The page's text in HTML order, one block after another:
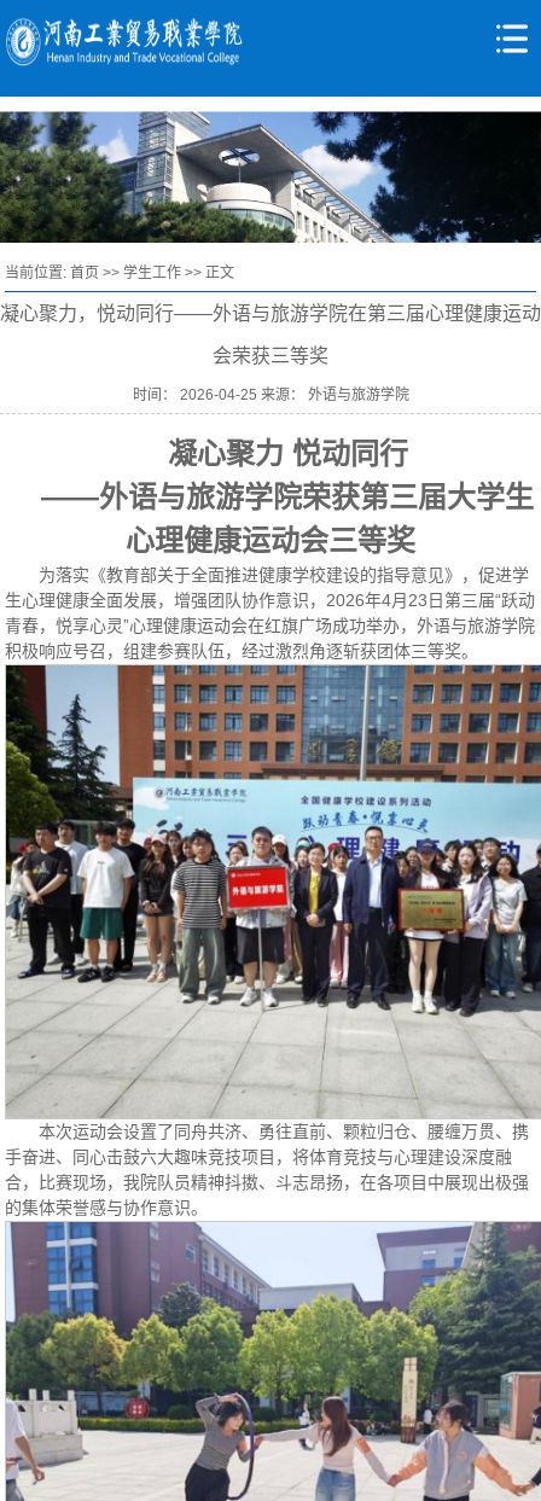
当前位置:首页 >>学生工作 >> 正文
凝心聚力，悦动同行——外语与旅游学院在第三届心理健康运动
会荣获三等奖
时间： 2026-04-25 来源： 外语与旅游学院
凝心聚力 悦动同行
——外语与旅游学院荣获第三届大学生
心理健康运动会三等奖
为落实《教育部关于全面推进健康学校建设的指导意见》，促进学
生心理健康全面发展，增强团队协作意识，2026年4月23日第三届“跃动
青春，悦享心灵”心理健康运动会在红旗广场成功举办，外语与旅游学院
积极响应号召，组建参赛队伍，经过激烈角逐斩获团体三等奖。
本次运动会设置了同舟共济、勇往直前、颗粒归仓、腰缠万贯、携
手奋进、同心击鼓六大趣味竞技项目，将体育竞技与心理建设深度融
合，比赛现场，我院队员精神抖擞、斗志昂扬，在各项目中展现出极强
的集体荣誉感与协作意识。